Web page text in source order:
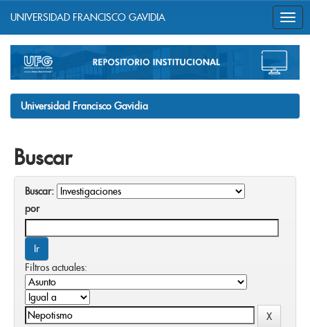
navigation
UNIVERSIDAD FRANCISCO GAVIDIA
Universidad Francisco Gavidia
Buscar
Buscar:
por
Filtros actuales: